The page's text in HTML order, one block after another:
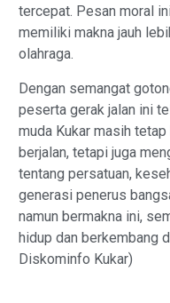
tercepat. Pesan moral
memiliki makna jauh
olahraga.
Dengan semangat
peserta gerak jalan ini
muda Kukar masih
berjalan, tetapi juga
tentang persatuan,
generasi penerus
namun bermakna ini,
hidup dan berkembang
Diskominfo Kukar)